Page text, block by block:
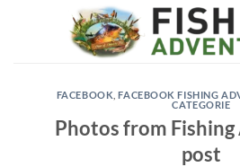
FACEBOOK ,FACEBOOK FISHING
CATEGORIE
Photos from Fishing
post